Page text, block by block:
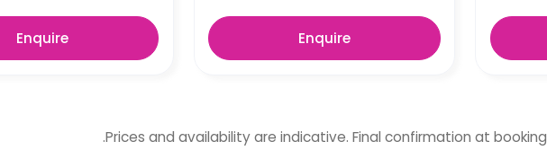
Enquire
Enquire
Prices and availability are indicative. Final confirmation at booking.